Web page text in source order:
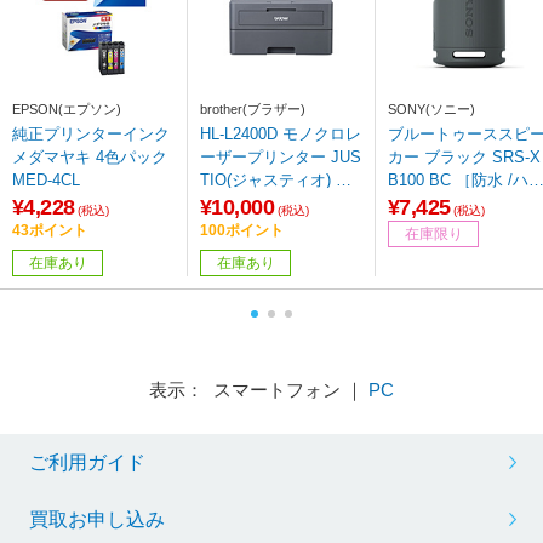
EPSON(エプソン)
純正プリンターインク
メダマヤキ 4色パック
MED-4CL
¥4,228 (税込)
43ポイント
在庫あり
brother(ブラザー)
HL-L2400D モノクロレ
ーザープリンター JUS
TIO(ジャスティオ) ［A
4サイズ］
¥10,000 (税込)
100ポイント
在庫あり
SONY(ソニー)
ブルートゥーススピ
カー ブラック SRS-X
B100 BC ［防水 /ハイ
レゾ非対応 /Bluetooth
対応 /Wi-Fi非対応］
¥7,425 (税込)
在庫限り
表示： スマートフォン ｜ PC
ご利用ガイド
買取お申し込み